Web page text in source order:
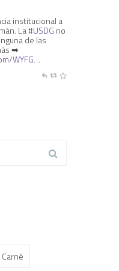
institucional a
La#USDG no
de las
➡
WYFG…
Carné